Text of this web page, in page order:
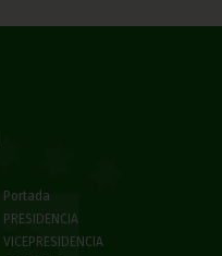
Portada
PRESIDENCIA
VICEPRESIDENCIA